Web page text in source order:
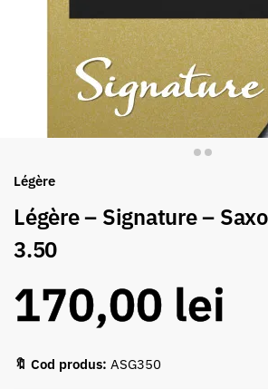
Légère
Légère – Signature –
3.50
170,00 lei
🔖 Cod produs: ASG350